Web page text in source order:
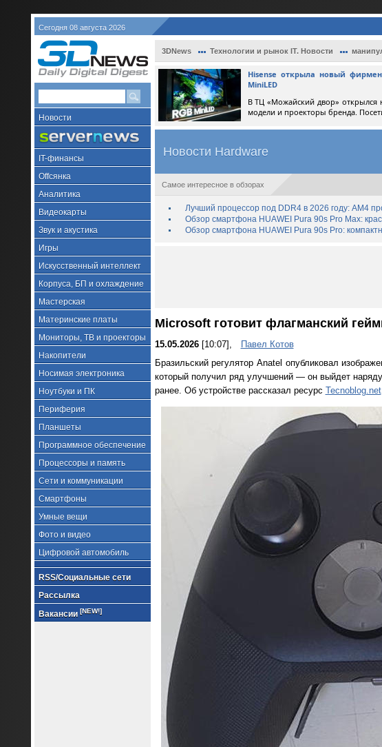
Сегодня 08 августа 2026
Новости
IT-финансы
Offсянка
Аналитика
Видеокарты
Звук и акустика
Игры
Искусственный интеллект
Корпуса, БП и охлаждение
Мастерская
Материнские платы
Мониторы, ТВ и проекторы
Накопители
Носимая электроника
Ноутбуки и ПК
Периферия
Планшеты
Программное обеспечение
Процессоры и память
Сети и коммуникации
Смартфоны
Умные вещи
Фото и видео
Цифровой автомобиль
RSS/Социальные сети
Рассылка
Вакансии [NEW!]
3DNews Технологии и рынок IT. Новости
Hisense открыла новый
MiniLED
В ТЦ «Можайский двор» открылся
модели и проекторы бренда.
Новости Hardware
Самое интересное в обзорах
Лучший процессор под DDR4 в 2026 году: AM4
Обзор смартфона HUAWEI Pura 90s Pro Max:
Обзор смартфона HUAWEI Pura 90s Pro:
Microsoft готовит флагманский
15.05.2026[10:07],
Павел Котов
Бразильский регулятор Anatel опубликовал
который получил ряд улучшений — он выйдет
ранее. Об устройстве рассказал ресурс Tecnoblog.net